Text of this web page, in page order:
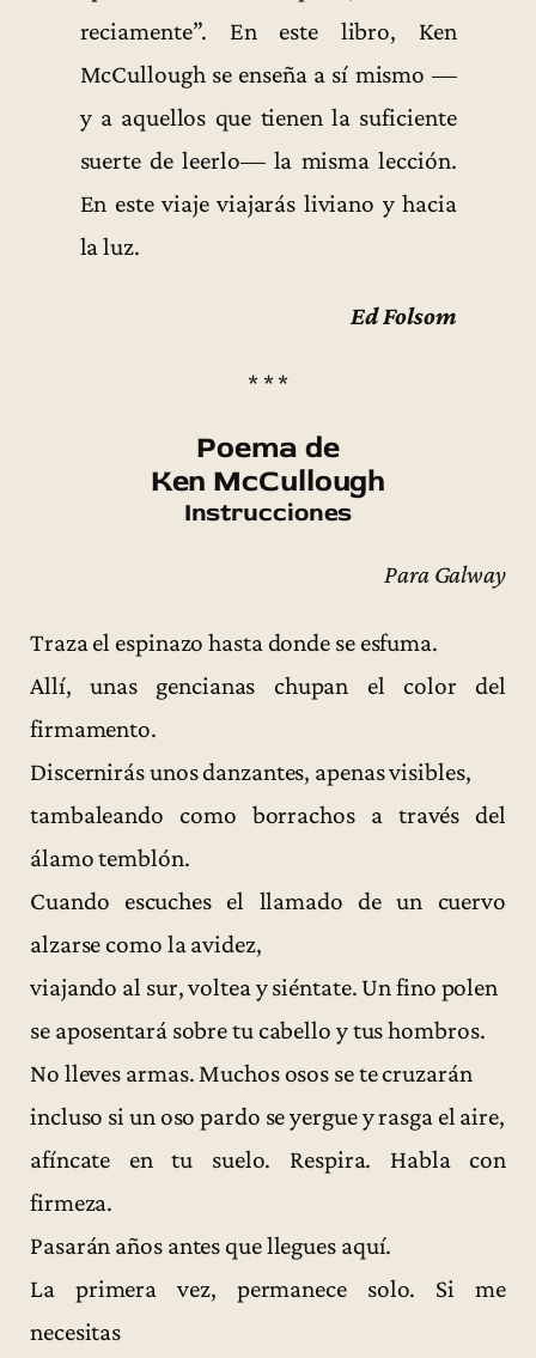
reciamente”. En este libro, Ken
McCullough se enseña a sí mismo —
y a aquellos que tienen la suficiente
suerte de leerlo— la misma lección.
En este viaje viajarás liviano y hacia
la luz.
Ed Folsom
* * *
Poema de
Ken McCullough
Instrucciones
Para Galway
Traza el espinazo hasta donde se esfuma.
Allí, unas gencianas chupan el color del
firmamento.
Discernirás unos danzantes, apenas visibles,
tambaleando como borrachos a través del
álamo temblón.
Cuando escuches el llamado de un cuervo
alzarse como la avidez,
viajando al sur, voltea y siéntate. Un fino polen
se aposentará sobre tu cabello y tus hombros.
No lleves armas. Muchos osos se te cruzarán
incluso si un oso pardo se yergue y rasga el aire,
afíncate en tu suelo. Respira. Habla con
firmeza.
Pasarán años antes que llegues aquí.
La primera vez, permanece solo. Si me
necesitas